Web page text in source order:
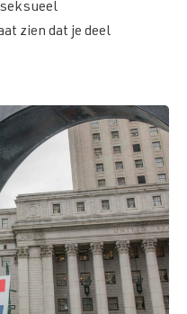
zien dat je deel